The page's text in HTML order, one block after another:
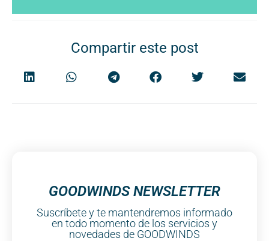
Compartir este post
GOODWINDS NEWSLETTER
Suscríbete y te mantendremos informado
en todo momento de los servicios y
novedades de GOODWINDS